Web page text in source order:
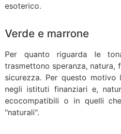
esoterico.
Verde e marrone
Per quanto riguarda le
trasmettono speranza, natura,
sicurezza. Per questo motivo
negli istituti finanziari e,
ecocompatibili o in quelli
"naturali".